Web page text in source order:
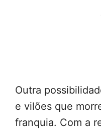
Outra
e vilões que
franquia. Com a